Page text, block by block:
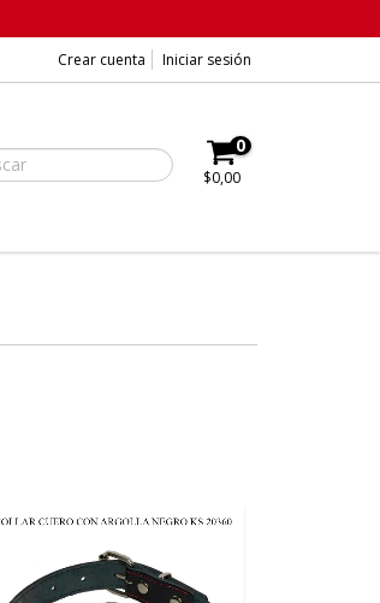
Crear cuenta Iniciar sesión
0
$0,00